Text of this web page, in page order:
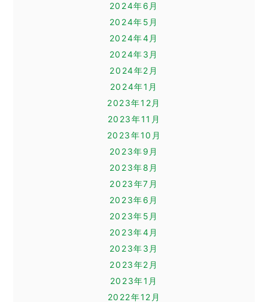
2024年6月
2024年5月
2024年4月
2024年3月
2024年2月
2024年1月
2023年12月
2023年11月
2023年10月
2023年9月
2023年8月
2023年7月
2023年6月
2023年5月
2023年4月
2023年3月
2023年2月
2023年1月
2022年12月